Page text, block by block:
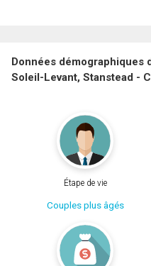
Données démographiques
Soleil-Levant, Stanstead -
Étape de vie
Couples plus âgés